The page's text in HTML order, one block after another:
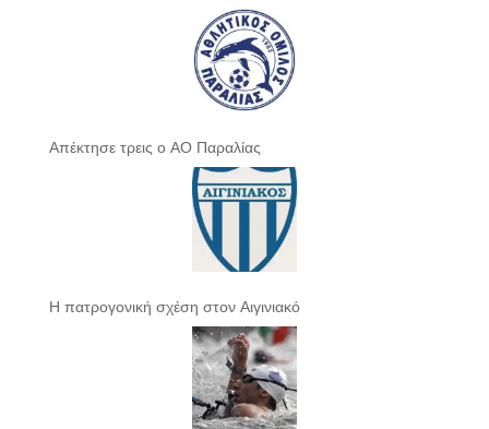
Απέκτησε τρεις ο ΑΟ Παραλίας
Η πατρογονική σχέση στον Αιγινιακό